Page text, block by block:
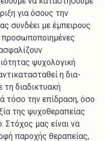
για όσους την
συνδέει με έμπειρους
ψυχολογική
η δια-
τη διαδικτυακή
τόσο την επίδραση, όσο
της ψυχοθεραπείας
Στόχος μας είναι να
παροχής θεραπείας,